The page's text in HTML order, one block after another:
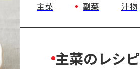
主菜 副菜 汁物
主菜のレシピ